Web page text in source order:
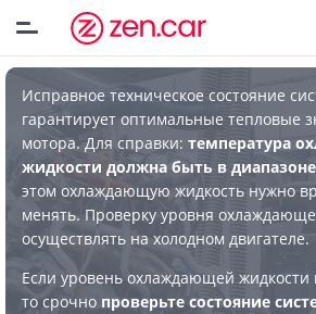
Исправное техническое состояние
гарантирует оптимальные тепловые
мотора. Для справки: температура
жидкости должна быть в диапазоне
этом охлаждающую жидкость нужно
менять. Проверку уровня
осуществлять на холодном двигателе.
Если уровень охлаждающей жидкости
то срочно проверьте состояние